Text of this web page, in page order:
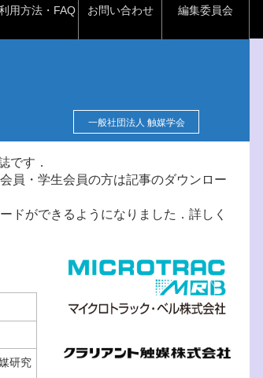
用方法・FAQ お問い合わせ 編集委員会
一般社団法人 触媒学会
です．
員・学生会員の方は記事のダウンロー
ドができるようになりました．詳しく
研究